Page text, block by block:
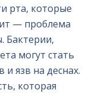
рта, которые
— проблема
Бактерии,
могут стать
язв на деснах.
которая